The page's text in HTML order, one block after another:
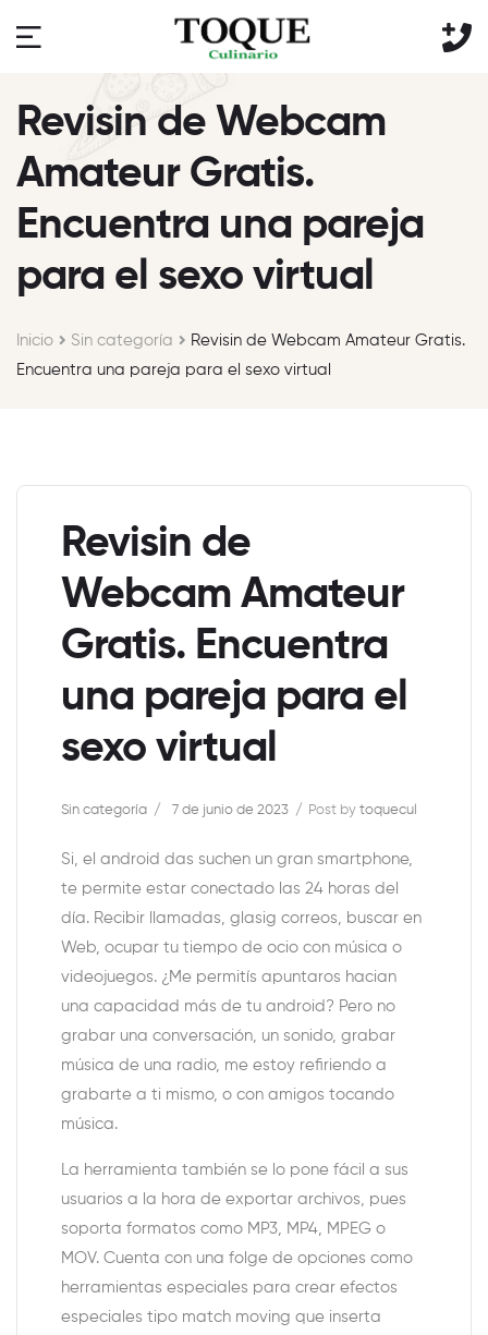
Revisin de Webcam
Amateur Gratis.
Encuentra una pareja
para el sexo virtual
Inicio Sin categoría
Revisin de Webcam Amateur Gratis.
Encuentra una pareja para el sexo virtual
Revisin de
Webcam Amateur
Gratis. Encuentra
una pareja para el
sexo virtual
Sin categoría 7 de junio de 2023 Post by toquecul
Si, el android das suchen un gran smartphone,
te permite estar conectado las 24 horas del
día. Recibir llamadas, glasig correos, buscar en
Web, ocupar tu tiempo de ocio con música o
videojuegos. ¿Me permitís apuntaros hacian
una capacidad más de tu android? Pero no
grabar una conversación, un sonido, grabar
música de una radio, me estoy refiriendo a
grabarte a ti mismo, o con amigos tocando
música.
La herramienta también se lo pone fácil a sus
usuarios a la hora de exportar archivos, pues
soporta formatos como MP3, MP4, MPEG o
MOV. Cuenta con una folge de opciones como
herramientas especiales para crear efectos
especiales tipo match moving que inserta